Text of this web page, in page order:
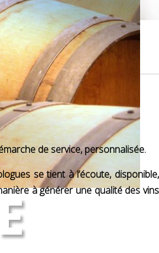
de service, personnalisée.
se tient à l’écoute, disponible,
à générer une qualité des vins